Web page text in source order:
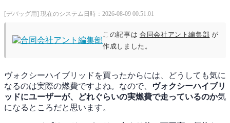
[デバッグ用] 現在のシステム日時：2026-08-09 00:51:01
この記事は 合同会社アント編集部 が
作成しました。
ヴォクシーハイブリッドを買ったからには、どうしても気に
なるのは実際の燃費ですよね。なので、
ヴォクシーハイブリ
ッドにユーザーが、どれぐらいの実燃費で走っているのか気
になるところだと思います。